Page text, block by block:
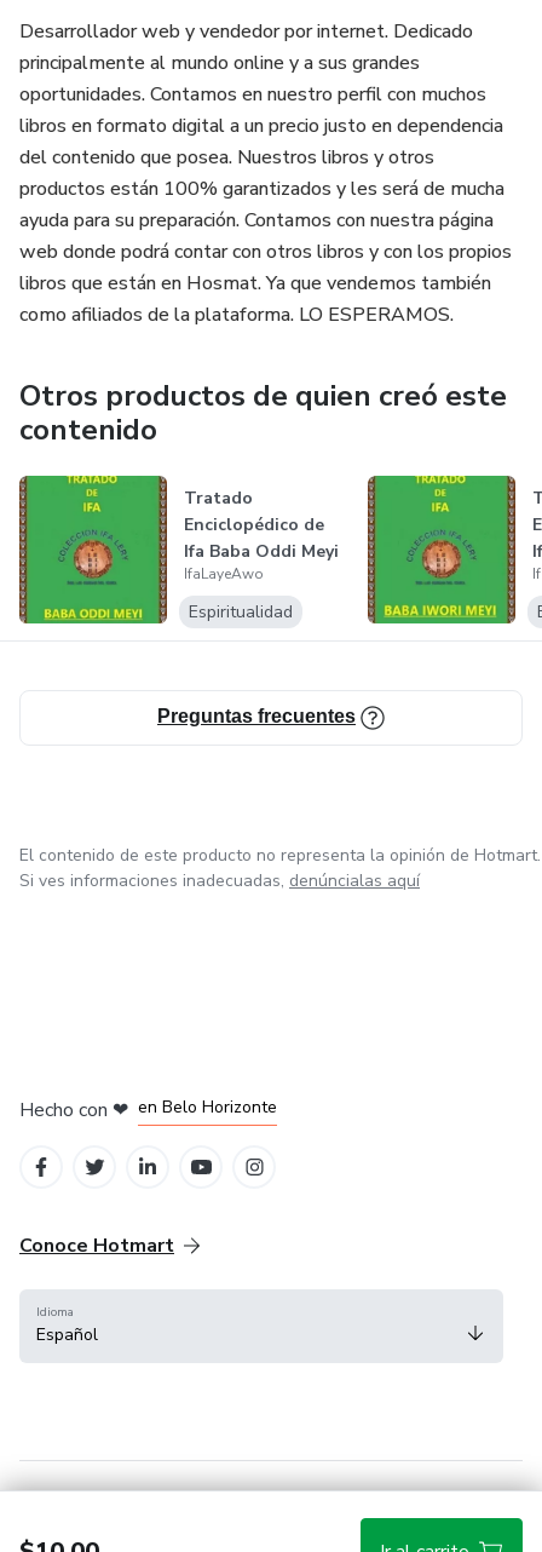
Desarrollador web y vendedor por internet. Dedicado
principalmente al mundo online y a sus grandes
oportunidades. Contamos en nuestro perfil con muchos
libros en formato digital a un precio justo en dependencia
del contenido que posea. Nuestros libros y otros
productos están 100% garantizados y les será de mucha
ayuda para su preparación. Contamos con nuestra página
web donde podrá contar con otros libros y con los propios
libros que están en Hosmat. Ya que vendemos también
como afiliados de la plataforma. LO ESPERAMOS.
Otros productos de quien creó este
contenido
Tratado
Enciclopédico de
Ifa Baba Oddi Meyi
y sus Omolús
IfaLayeAwo
Espiritualidad
Preguntas frecuentes
El contenido de este producto no representa la opinión de Hotmart.
Si ves informaciones inadecuadas, denúncialas aquí
Hecho con ❤ en Belo Horizonte
Conoce Hotmart
Idioma
Español